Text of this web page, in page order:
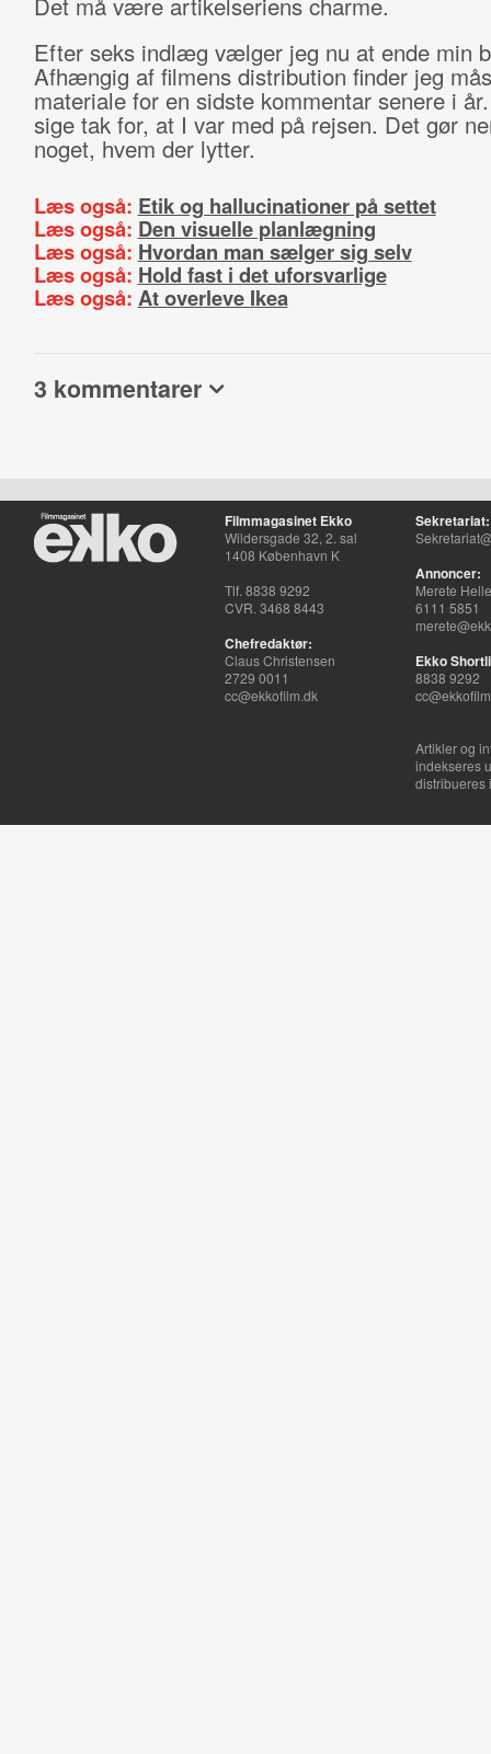
Efter seks indlæg vælger jeg nu at ende min
Afhængig af filmens distribution finder jeg
materiale for en sidste kommentar senere i
sige tak for, at I var med på rejsen. Det gør
noget, hvem der lytter.
Læs også: Etik og hallucinationer på settet
Læs også: Den visuelle planlægning
Læs også: Hvordan man sælger sig selv
Læs også: Hold fast i det uforsvarlige
Læs også: At overleve Ikea
3 kommentarer
Filmmagasinet Ekko
Wildersgade 32, 2. sal
1408 København K
Tlf. 8838 9292
CVR. 3468 8443
Chefredaktør:
Claus Christensen
2729 0011
cc@ekkofilm.dk
Sekretariat:
Annoncer:
Merete
6111 5851
Ekko
8838 9292
Artikler og
indekseres
distribueres